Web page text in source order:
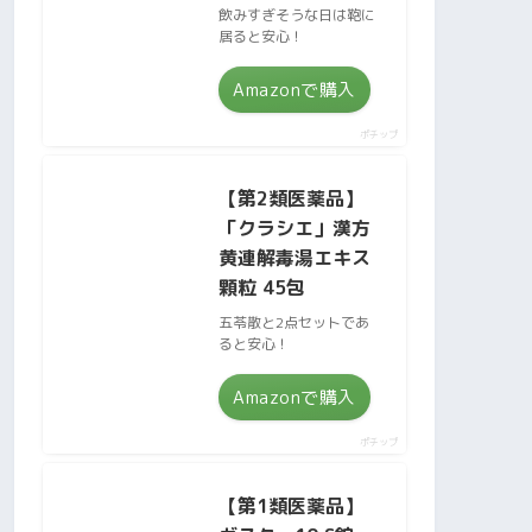
飲みすぎそうな日は鞄に
居ると安心！
Amazonで購入
ポチップ
【第2類医薬品】
「クラシエ」漢方
黄連解毒湯エキス
顆粒 45包
五苓散と2点セットであ
ると安心！
Amazonで購入
ポチップ
【第1類医薬品】